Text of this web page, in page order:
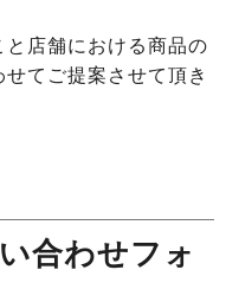
店舗における商品の
てご提案させて頂き
合わせフォ